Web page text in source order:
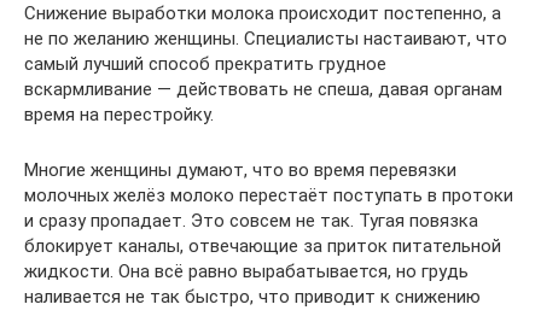
Снижение выработки молока происходит постепенно, а
не по желанию женщины. Специалисты настаивают, что
самый лучший способ прекратить грудное
вскармливание — действовать не спеша, давая органам
время на перестройку.
Многие женщины думают, что во время перевязки
молочных желёз молоко перестаёт поступать в протоки
и сразу пропадает. Это совсем не так. Тугая повязка
блокирует каналы, отвечающие за приток питательной
жидкости. Она всё равно вырабатывается, но грудь
наливается не так быстро, что приводит к снижению